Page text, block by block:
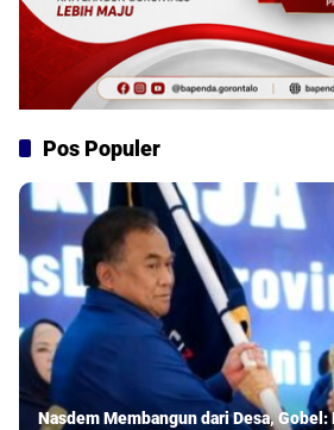
Pos Populer
Nasdem Membangun dari Desa, Gobel: